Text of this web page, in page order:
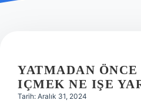
Hakkımızda
YATMADAN
IÇMEK NE IŞE
Tarih: Aralık 31, 2024